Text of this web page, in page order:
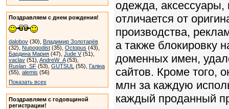
Поздравляем с днем рождения!
dalobov (30), Владимир Золотарёв
(32), Nupogodist (35), Octopus (43),
Бардина Мария (47), Jude V(51),
vaclav (51), AndreW_A(53),
Ruslan_SF (53), GUTSUL (55), Галіна
(55), alemis (56)
Показать всех
Поздравляем с годовщиной
регистрации!
одежда, аксессуары,
отличается от
производства,
а также блокировку
доменных имен,
сайтов. Кроме того,
млн за каждую
каждый проданный